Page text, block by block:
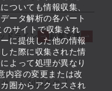
ついても情報収集、
ータ解析の各パート
サイトで収集され
に提供した他の情報
た際に収集された情
よって処理が異なり
内容の変更または改
圏からアクセスされ
ドライン
起業支援
サイト利用条件